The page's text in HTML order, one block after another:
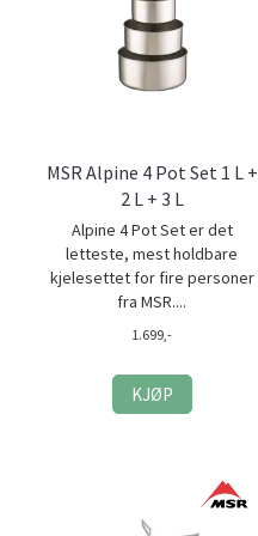
MSR Alpine 4 Pot Set 1 L +
2 L + 3 L
Alpine 4 Pot Set er det
letteste, mest holdbare
kjelesettet for fire personer
fra MSR....
1.699,-
KJØP